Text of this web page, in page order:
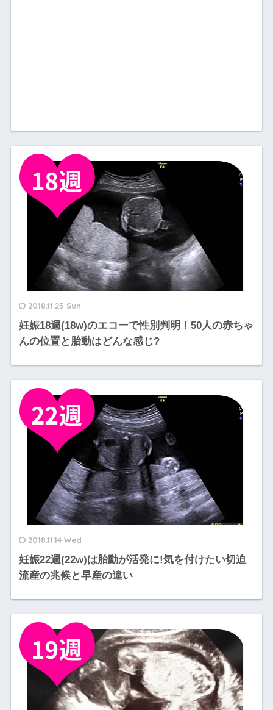
2018.11.25 Sun
妊娠18週(18w)のエコーで性別判明！50人の赤ちゃ
んの位置と胎動はどんな感じ?
2018.11.14 Wed
妊娠22週(22w)は胎動が活発に!気を付けたい切迫
流産の兆候と早産の違い